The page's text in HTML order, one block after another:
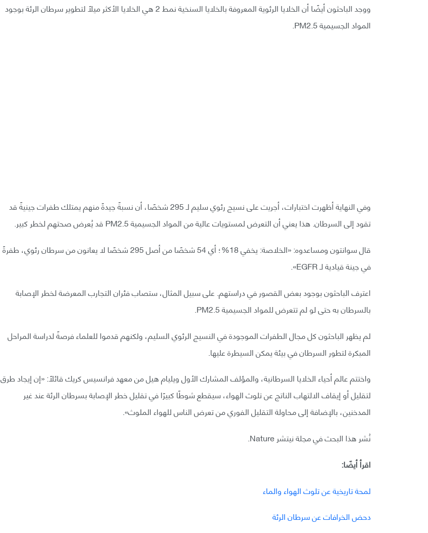
ووجد الباحثون أيضًا أن الخلايا الرئوية المعروفة بالخلايا السنخية نمط 2 هي الخلايا الأكثر ميلًا لتطوير سرطان الرئة بوجود
المواد الجسيمية PM2.5.
وفي النهاية أظهرت اختبارات، أجريت على نسيج رئوي سليم لـ 295 شخصًا، أن نسبةً جيدةً منهم يمتلك طفرات جينيةً قد
تقود إلى السرطان. هذا يعني أن التعرض لمستويات عالية من المواد الجسيمية PM2.5 قد يُعرض صحتهم لخطر كبير.
قال سوانتون ومساعدوه: «الخلاصة: يخفي 18%؛ أي 54 شخصًا من أصل 295 شخصًا لا يعانون من سرطان رئوي، طفرةً
في جينة قيادية لـ EGFR».
اعترف الباحثون بوجود بعض القصور في دراستهم. على سبيل المثال، ستصاب فئران التجارب المعرضة لخطر الإصابة
بالسرطان به حتى لو لم تتعرض للمواد الجسيمية PM2.5.
لم يظهر الباحثون كل مجال الطفرات الموجودة في النسيج الرئوي السليم، ولكنهم قدموا للعلماء فرصةً لدراسة المراحل
المبكرة لتطور السرطان في بيئة يمكن السيطرة عليها.
واختتم عالم أحياء الخلايا السرطانية، والمؤلف المشارك الأول ويليام هيل من معهد فرانسيس كريك قائلًا: «إن إيجاد طرق
لتقليل أو إيقاف الالتهاب الناتج عن تلوث الهواء، سيقطع شوطًا كبيرًا في تقليل خطر الإصابة بسرطان الرئة عند غير
المدخنين، بالإضافة إلى محاولة التقليل الفوري من تعرض الناس للهواء الملوث».
نُشر هذا البحث في مجلة نيتشر Nature.
اقرأ أيضًا:
لمحة تاريخية عن تلوث الهواء والماء
دحض الخرافات عن سرطان الرئة